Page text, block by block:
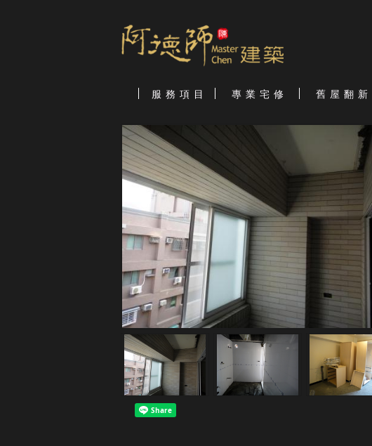
服 務 項 目 專 業 宅 修 舊 屋 翻 新